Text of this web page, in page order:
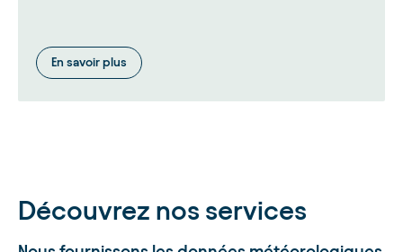
En savoir plus
Découvrez nos services